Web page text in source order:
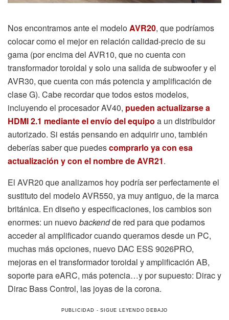
Nos encontramos ante el modelo AVR20, que podríamos
colocar como el mejor en relación calidad-precio de su
gama (por encima del AVR10, que no cuenta con
transformador toroidal y solo una salida de subwoofer y el
AVR30, que cuenta con más potencia y amplificación de
clase G). Cabe recordar que todos estos modelos,
incluyendo el procesador AV40, pueden actualizarse a
HDMI 2.1 mediante el envío del equipo a un distribuidor
autorizado. Si estás pensando en adquirir uno, también
deberías saber que puedescomprarlo ya con esa
actualización y con el nombre de AVR21.
El AVR20 que analizamos hoy podría ser perfectamente el
sustituto del modelo AVR550, ya muy antiguo, de la marca
británica. En diseño y especificaciones, los cambios son
enormes: un nuevobackendde red para que podamos
acceder al amplificador cuando queramos desde un PC,
muchas más opciones, nuevo DAC ESS 9026PRO,
mejoras en el transformador toroidal y amplificación AB,
soporte para eARC, más potencia…y por supuesto: Dirac y
Dirac Bass Control, las joyas de la corona.